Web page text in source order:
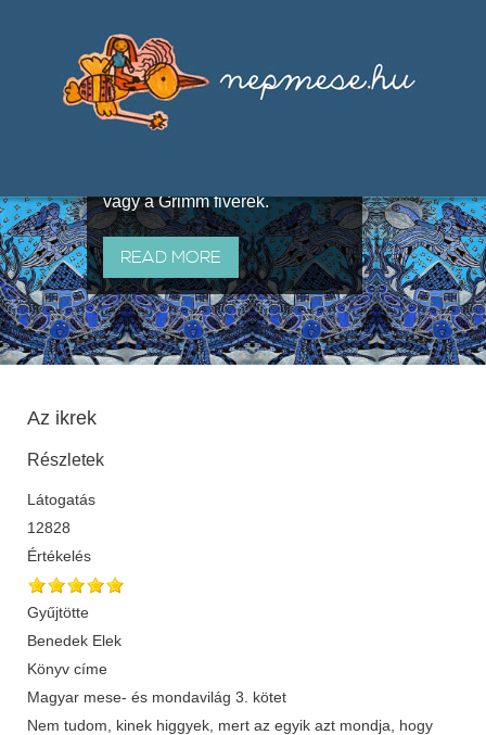
útján terjedő elbeszélésekből,
melyeket olyan ismert gyűjtők
állítottak össze, mint Benedek
vagy a Grimm fivérek.
READ MORE
Az ikrek
Részletek
Látogatás
12828
Értékelés
Gyűjtötte
Benedek Elek
Könyv címe
Magyar mese- és mondavilág 3. kötet
Nem tudom, kinek higgyek, mert az egyik azt mondja, hogy